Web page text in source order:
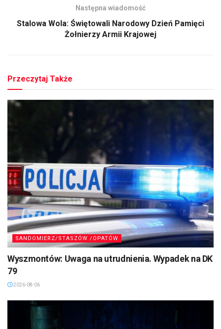
Następna wiadomość
Stalowa Wola: Świętowali Narodowy Dzień Pamięci
Żołnierzy Armii Krajowej
Przeczytaj Także
SANDOMIERZ/STASZÓW /OPATÓW
Wyszmontów: Uwaga na utrudnienia. Wypadek na DK
79
2026-08-06